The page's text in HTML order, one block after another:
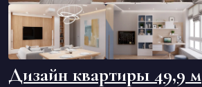
Дизайн квартиры 49,9 м